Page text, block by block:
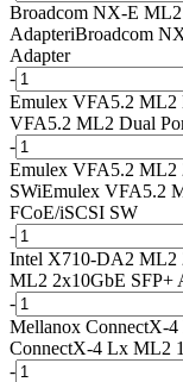
Broadcom NX-E ML2
AdapteriBroadcom
Adapter
-
Emulex VFA5.2 ML2
VFA5.2 ML2 Dual
-
Emulex VFA5.2 ML2
SWiEmulex VFA5.2
FCoE/iSCSI SW
-
Intel X710-DA2 ML2
ML2 2x10GbE SFP+
-
Mellanox ConnectX-
ConnectX-4 Lx ML2
-